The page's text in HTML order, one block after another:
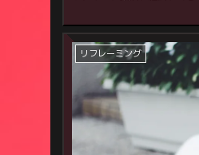
リフレーミング